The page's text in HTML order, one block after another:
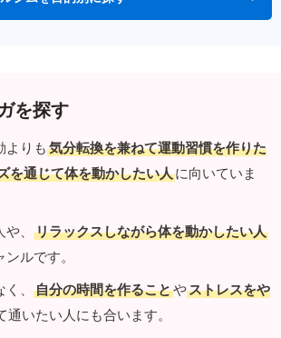
を探す
よりも 気分転換を兼ねて運動習慣を作りた
を通じて体を動かしたい人に向いていま
、
リラックスしながら体を動かしたい人
ルです。
、
自分の時間を作ることやストレスをや
通いたい人にも合います。